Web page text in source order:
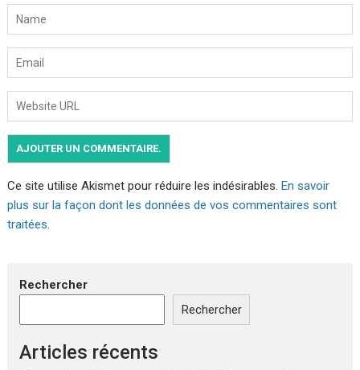
Ce site utilise Akismet pour réduire les indésirables. En savoir
plus sur la façon dont les données de vos commentaires sont
traitées.
Rechercher
Rechercher
Articles récents